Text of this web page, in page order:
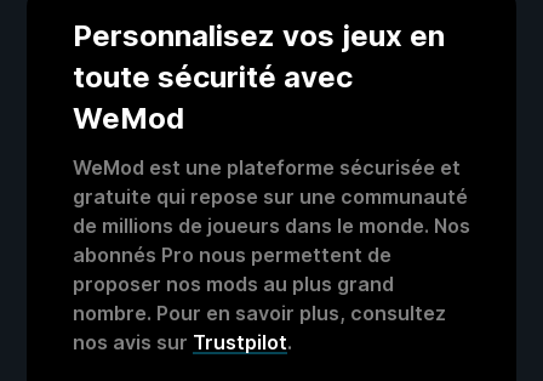
Personnalisez vos jeux en
toute sécurité avec
WeMod
WeMod est une plateforme sécurisée et
gratuite qui repose sur une communauté
de millions de joueurs dans le monde. Nos
abonnés Pro nous permettent de
proposer nos mods au plus grand
nombre. Pour en savoir plus, consultez
nos avis sur Trustpilot.